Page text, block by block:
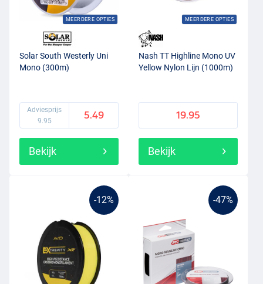
MEERDERE OPTIES
Solar South Westerly Uni
Mono (300m)
Adviesprijs
9.95
5.49
Bekijk
MEERDERE OPTIES
Nash TT Highline Mono UV
Yellow Nylon Lijn (1000m)
19.95
Bekijk
-12% -47%